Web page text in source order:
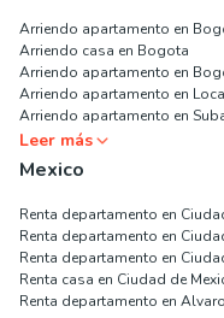
Arriendo apartamento en
Arriendo casa en Bogota
Arriendo apartamento en
Arriendo apartamento en
Arriendo apartamento en
Leer más
Mexico
Renta departamento en
Renta departamento en
Renta departamento en
Renta casa en Ciudad de
Renta departamento en